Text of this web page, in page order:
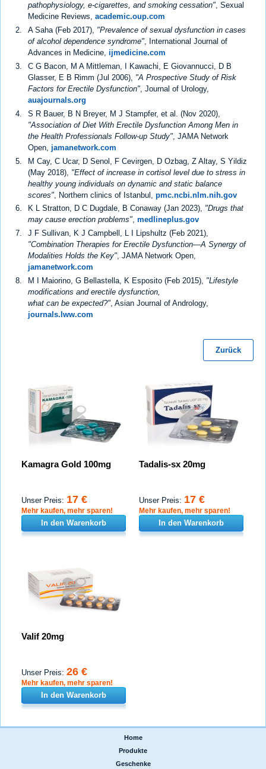
pathophysiology, e-cigarettes, and smoking cessation", Sexual
Medicine Reviews, academic.oup.com
A Saha (Feb 2017), "Prevalence of sexual dysfunction in cases
of alcohol dependence syndrome" , International Journal of
Advances in Medicine, ijmedicine.com
C G Bacon, M A Mittleman, I Kawachi, E Giovannucci, D B
Glasser, E B Rimm (Jul 2006), "A Prospective Study of Risk
Factors for Erectile Dysfunction" , Journal of Urology,
auajournals.org
S R Bauer, B N Breyer, M J Stampfer, et al. (Nov 2020),
"Association of Diet With Erectile Dysfunction Among Men in
the Health Professionals Follow-up Study" , JAMA Network
Open, jamanetwork.com
M Cay, C Ucar, D Senol, F Cevirgen, D Ozbag, Z Altay, S Yildiz
(May 2018), "Effect of increase in cortisol level due to stress in
healthy young individuals on dynamic and static balance
scores" , Northern clinics of Istanbul, pmc.ncbi.nlm.nih.gov
K L Stratton, D C Dugdale, B Conaway (Jan 2023), "Drugs that
may cause erection problems", medlineplus.gov
J F Sullivan, K J Campbell, L I Lipshultz (Feb 2021),
"Combination Therapies for Erectile Dysfunction—A Synergy of
Modalities Holds the Key", JAMA Network Open,
jamanetwork.com
M I Maiorino, G Bellastella, K Esposito (Feb 2015), "Lifestyle
modifications and erectile dysfunction,
what can be expected?", Asian Journal of Andrology,
journals.lww.com
Zurück
Kamagra Gold 100mg
Unser Preis: 17 €
Mehr kaufen, mehr sparen!
In den Warenkorb
Tadalis-sx 20mg
Unser Preis: 17 €
Mehr kaufen, mehr sparen!
In den Warenkorb
Valif 20mg
Unser Preis: 26 €
Mehr kaufen, mehr sparen!
In den Warenkorb
Home
Produkte
Geschenke